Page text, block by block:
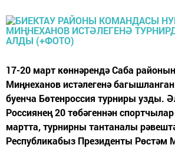
17-20 март көннәрендә Саба
Миңнеханов истәлегенә
буенча Бөтенроссия турниры узды.
Россиянең 20 төбәгеннән
мартта, турнирны тантаналы
Республикабыз Президенты Рөстәм